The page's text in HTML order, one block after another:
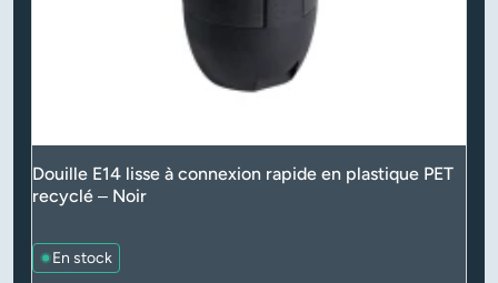
Douille E14 lisse à connexion rapide en plastique PET
recyclé – Noir
En stock